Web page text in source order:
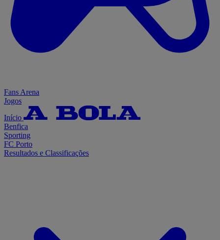
Fans Arena
Jogos
Início
Benfica
Sporting
FC Porto
Resultados e Classificações